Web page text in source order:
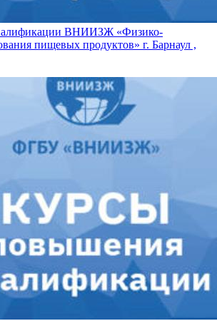
ВНИИЗЖ «Физико-
пищевых продуктов» г. Барнаул ,